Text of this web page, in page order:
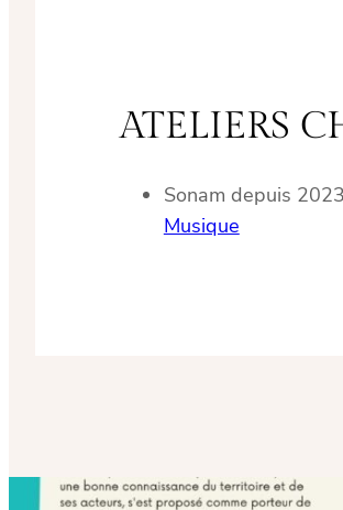
ATELIERS
Sonam depuis 2023
Musique